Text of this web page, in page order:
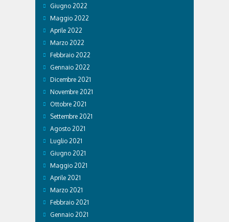
Giugno 2022
Maggio 2022
Aprile 2022
Marzo 2022
Febbraio 2022
Gennaio 2022
Dicembre 2021
Novembre 2021
Ottobre 2021
Settembre 2021
Agosto 2021
Luglio 2021
Giugno 2021
Maggio 2021
Aprile 2021
Marzo 2021
Febbraio 2021
Gennaio 2021